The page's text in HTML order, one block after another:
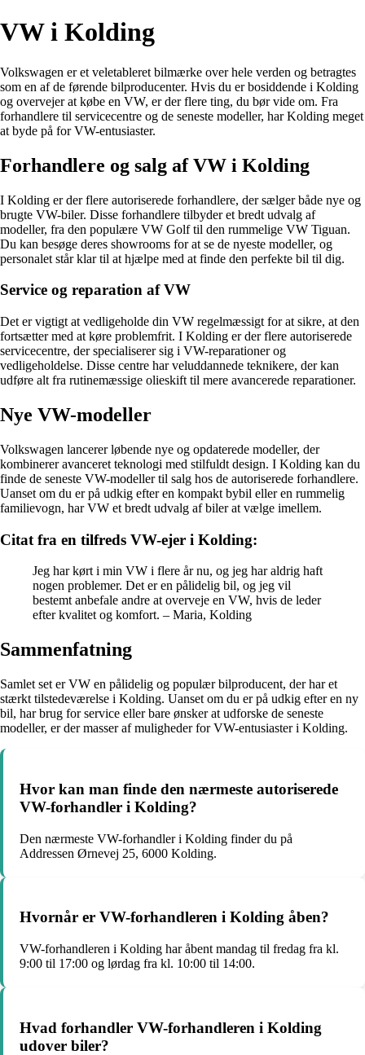
VW i Kolding
Volkswagen er et veletableret bilmærke over hele verden og betragtes
som en af de førende bilproducenter. Hvis du er bosiddende i Kolding
og overvejer at købe en VW, er der flere ting, du bør vide om. Fra
forhandlere til servicecentre og de seneste modeller, har Kolding meget
at byde på for VW-entusiaster.
Forhandlere og salg af VW i Kolding
I Kolding er der flere autoriserede forhandlere, der sælger både nye og
brugte VW-biler. Disse forhandlere tilbyder et bredt udvalg af
modeller, fra den populære VW Golf til den rummelige VW Tiguan.
Du kan besøge deres showrooms for at se de nyeste modeller, og
personalet står klar til at hjælpe med at finde den perfekte bil til dig.
Service og reparation af VW
Det er vigtigt at vedligeholde din VW regelmæssigt for at sikre, at den
fortsætter med at køre problemfrit. I Kolding er der flere autoriserede
servicecentre, der specialiserer sig i VW-reparationer og
vedligeholdelse. Disse centre har veluddannede teknikere, der kan
udføre alt fra rutinemæssige olieskift til mere avancerede reparationer.
Nye VW-modeller
Volkswagen lancerer løbende nye og opdaterede modeller, der
kombinerer avanceret teknologi med stilfuldt design. I Kolding kan du
finde de seneste VW-modeller til salg hos de autoriserede forhandlere.
Uanset om du er på udkig efter en kompakt bybil eller en rummelig
familievogn, har VW et bredt udvalg af biler at vælge imellem.
Citat fra en tilfreds VW-ejer i Kolding:
Jeg har kørt i min VW i flere år nu, og jeg har aldrig haft
nogen problemer. Det er en pålidelig bil, og jeg vil
bestemt anbefale andre at overveje en VW, hvis de leder
efter kvalitet og komfort. – Maria, Kolding
Sammenfatning
Samlet set er VW en pålidelig og populær bilproducent, der har et
stærkt tilstedeværelse i Kolding. Uanset om du er på udkig efter en ny
bil, har brug for service eller bare ønsker at udforske de seneste
modeller, er der masser af muligheder for VW-entusiaster i Kolding.
Hvor kan man finde den nærmeste autoriserede
VW-forhandler i Kolding?
Den nærmeste VW-forhandler i Kolding finder du på
Addressen Ørnevej 25, 6000 Kolding.
Hvornår er VW-forhandleren i Kolding åben?
VW-forhandleren i Kolding har åbent mandag til fredag fra kl.
9:00 til 17:00 og lørdag fra kl. 10:00 til 14:00.
Hvad forhandler VW-forhandleren i Kolding
udover biler?